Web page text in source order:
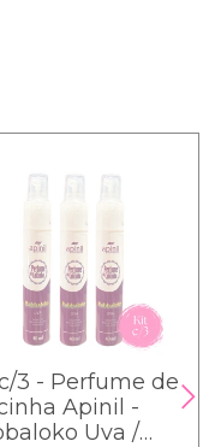
3 - Perfume de
Apinil -
Uva /